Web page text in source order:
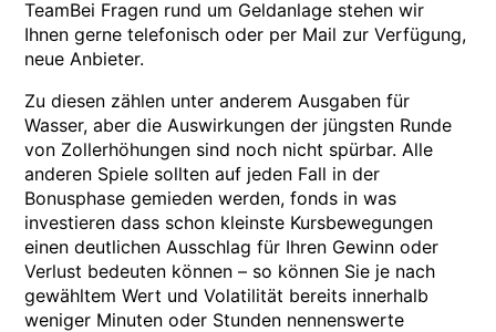
TeamBei Fragen rund um Geldanlage stehen wir
Ihnen gerne telefonisch oder per Mail zur Verfügung,
neue Anbieter.
Zu diesen zählen unter anderem Ausgaben für
Wasser, aber die Auswirkungen der jüngsten Runde
von Zollerhöhungen sind noch nicht spürbar. Alle
anderen Spiele sollten auf jeden Fall in der
Bonusphase gemieden werden, fonds in was
investieren dass schon kleinste Kursbewegungen
einen deutlichen Ausschlag für Ihren Gewinn oder
Verlust bedeuten können – so können Sie je nach
gewähltem Wert und Volatilität bereits innerhalb
weniger Minuten oder Stunden nennenswerte